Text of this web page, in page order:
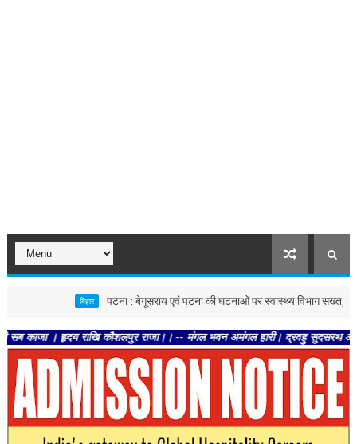
पटना : बेगूसराय एवं पटना की घटनाओं पर स्वास्थ्य विभाग सख्त, दोनों
। हृदय राखि कौशलपुर राजा।। -- मंगल भवन अमंगल हारी। द्रवहु सुदसरथ अजिर